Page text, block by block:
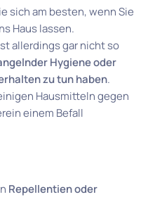
sich am besten, wenn Sie
Haus lassen.
allerdings gar nicht so
Hygiene oder
zu tun haben.
Hausmitteln gegen
einem Befall
Repellentien oder